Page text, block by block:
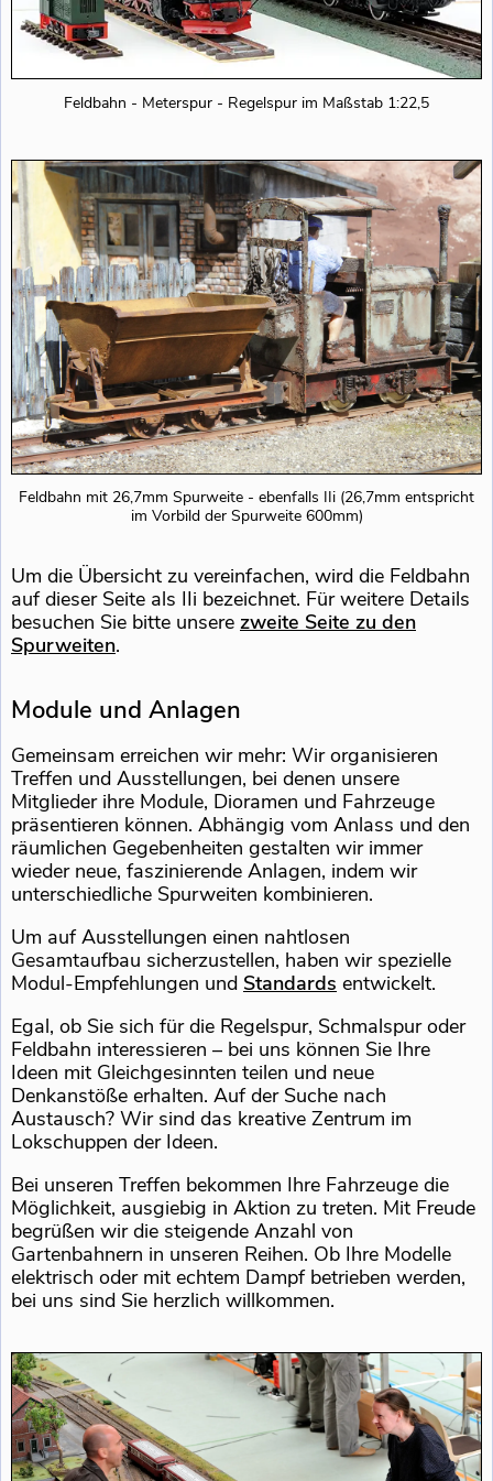
Feldbahn - Meterspur - Regelspur im Maßstab 1:22,5
Feldbahn mit 26,7mm Spurweite - ebenfalls IIi (26,7mm entspricht
im Vorbild der Spurweite 600mm)
Um die Übersicht zu vereinfachen, wird die Feldbahn
auf dieser Seite als IIi bezeichnet. Für weitere Details
besuchen Sie bitte unsere zweite Seite zu den
Spurweiten.
Module und Anlagen
Gemeinsam erreichen wir mehr: Wir organisieren
Treffen und Ausstellungen, bei denen unsere
Mitglieder ihre Module, Dioramen und Fahrzeuge
präsentieren können. Abhängig vom Anlass und den
räumlichen Gegebenheiten gestalten wir immer
wieder neue, faszinierende Anlagen, indem wir
unterschiedliche Spurweiten kombinieren.
Um auf Ausstellungen einen nahtlosen
Gesamtaufbau sicherzustellen, haben wir spezielle
Modul-Empfehlungen und Standards entwickelt.
Egal, ob Sie sich für die Regelspur, Schmalspur oder
Feldbahn interessieren – bei uns können Sie Ihre
Ideen mit Gleichgesinnten teilen und neue
Denkanstöße erhalten. Auf der Suche nach
Austausch? Wir sind das kreative Zentrum im
Lokschuppen der Ideen.
Bei unseren Treffen bekommen Ihre Fahrzeuge die
Möglichkeit, ausgiebig in Aktion zu treten. Mit Freude
begrüßen wir die steigende Anzahl von
Gartenbahnern in unseren Reihen. Ob Ihre Modelle
elektrisch oder mit echtem Dampf betrieben werden,
bei uns sind Sie herzlich willkommen.